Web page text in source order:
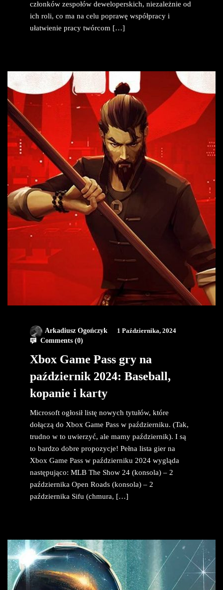
członków zespołów deweloperskich, niezależnie od
ich roli, co ma na celu poprawę współpracy i
ułatwienie pracy twórcom […]
Arkadiusz Ogończyk
1 Października, 2024
Comments (0)
Xbox Game Pass gry na
październik 2024: Baseball,
kopanie i karty
Microsoft ogłosił listę nowych tytułów, które
dołączą do Xbox Game Pass w październiku. (Tak,
trudno w to uwierzyć, ale mamy październik). I są
to bardzo dobre propozycje! Pełna lista gier na
Xbox Game Pass w październiku 2024 wygląda
następująco: MLB The Show 24 (konsola) – 2
października Open Roads (konsola) – 2
października Sifu (chmura, […]